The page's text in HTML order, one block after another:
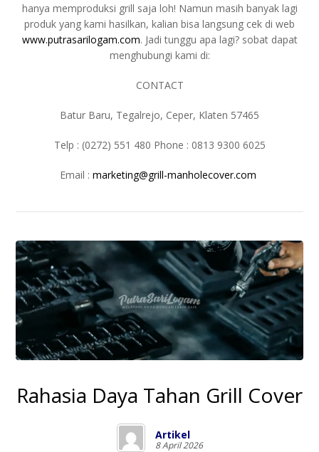
hanya memproduksi grill saja loh! Namun masih banyak lagi
produk yang kami hasilkan, kalian bisa langsung cek di web
www.putrasarilogam.com. Jadi tunggu apa lagi? sobat dapat
menghubungi kami di:
CONTACT
Batur Baru, Tegalrejo, Ceper, Klaten 57465
Telp : (0272) 551 480 Phone : 0813 9300 6025
Email : marketing@grill-manholecover.com
Rahasia Daya Tahan Grill Cover
Artikel
8 April 2026